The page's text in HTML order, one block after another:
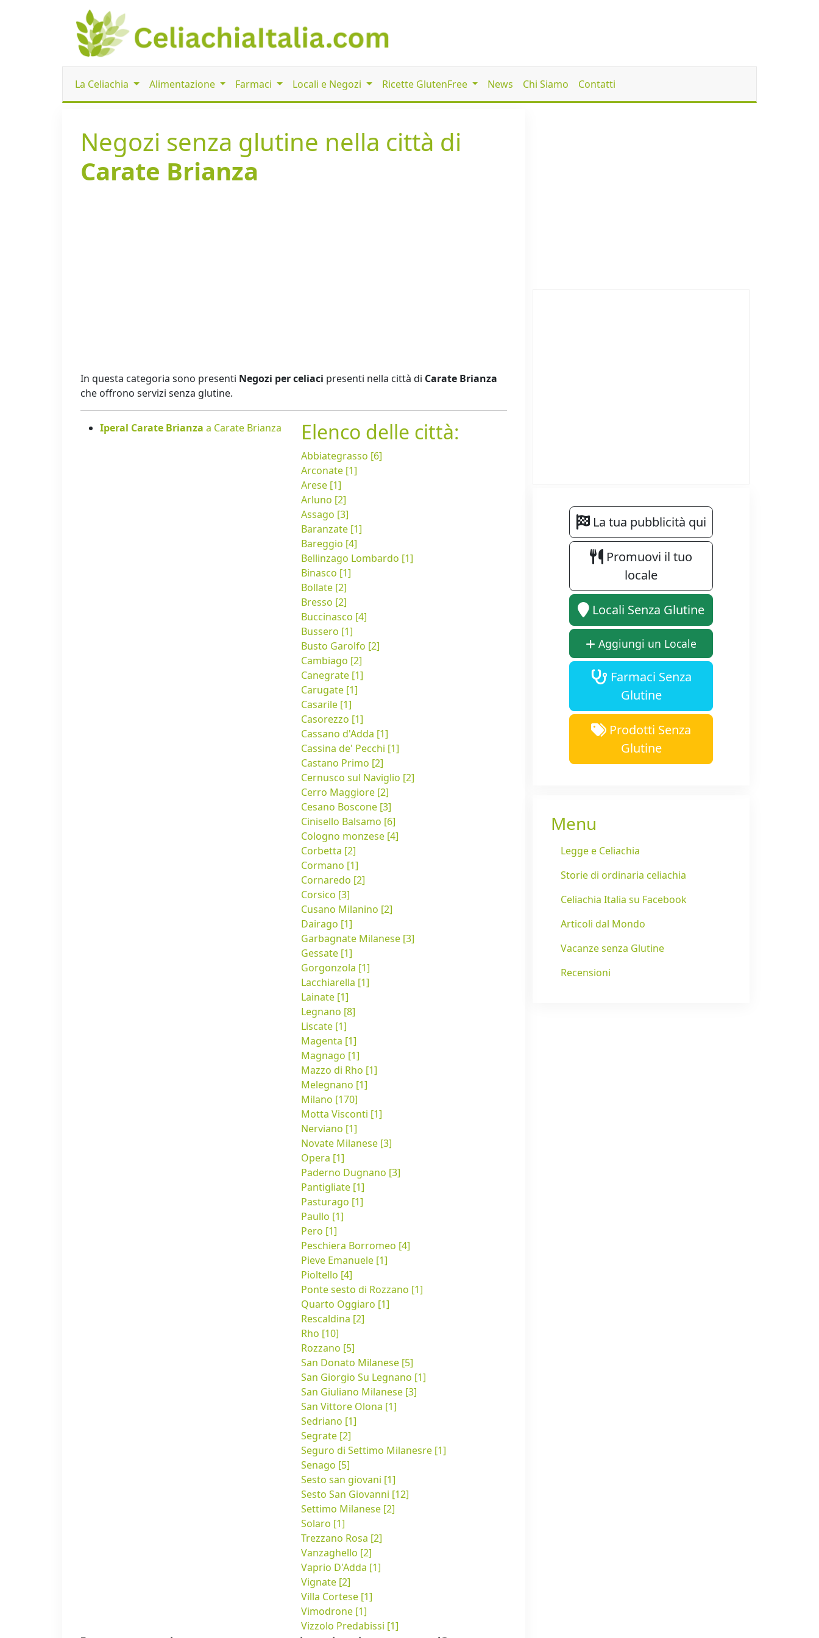
La Celiachia Alimentazione Farmaci Locali e Negozi Ricette GlutenFree News Chi Siamo Contatti
Negozi senza glutine nella città di
Carate Brianza
In questa categoria sono presenti Negozi per celiaci presenti nella città di Carate Brianza
che offrono servizi senza glutine.
Iperal Carate Brianza a Carate Brianza Elenco delle città:
Abbiategrasso [6]
Arconate [1]
Arese [1]
Arluno [2]
Assago [3]
Baranzate [1]
Bareggio [4]
Bellinzago Lombardo [1]
Binasco [1]
Bollate [2]
Bresso [2]
Buccinasco [4]
Bussero [1]
Busto Garolfo [2]
Cambiago [2]
Canegrate [1]
Carugate [1]
Casarile [1]
Casorezzo [1]
Cassano d'Adda [1]
Cassina de' Pecchi [1]
Castano Primo [2]
Cernusco sul Naviglio [2]
Cerro Maggiore [2]
Cesano Boscone [3]
Cinisello Balsamo [6]
Cologno monzese [4]
Corbetta [2]
Cormano [1]
Cornaredo [2]
Corsico [3]
Cusano Milanino [2]
Dairago [1]
Garbagnate Milanese [3]
Gessate [1]
Gorgonzola [1]
Lacchiarella [1]
Lainate [1]
Legnano [8]
Liscate [1]
Magenta [1]
Magnago [1]
Mazzo di Rho [1]
Melegnano [1]
Milano [170]
Motta Visconti [1]
Nerviano [1]
Novate Milanese [3]
Opera [1]
Paderno Dugnano [3]
Pantigliate [1]
Pasturago [1]
Paullo [1]
Pero [1]
Peschiera Borromeo [4]
Pieve Emanuele [1]
Pioltello [4]
Ponte sesto di Rozzano [1]
Quarto Oggiaro [1]
Rescaldina [2]
Rho [10]
Rozzano [5]
San Donato Milanese [5]
San Giorgio Su Legnano [1]
San Giuliano Milanese [3]
San Vittore Olona [1]
Sedriano [1]
Segrate [2]
Seguro di Settimo Milanesre [1]
Senago [5]
Sesto san giovani [1]
Sesto San Giovanni [12]
Settimo Milanese [2]
Solaro [1]
Trezzano Rosa [2]
Vanzaghello [2]
Vaprio D'Adda [1]
Vignate [2]
Villa Cortese [1]
Vimodrone [1]
Vizzolo Predabissi [1]
La tua pubblicità qui
Promuovi il tuo
locale
Locali Senza Glutine
Aggiungi un Locale
Farmaci Senza
Glutine
Prodotti Senza
Glutine
Menu
Legge e Celiachia
Storie di ordinaria celiachia
Celiachia Italia su Facebook
Articoli dal Mondo
Vacanze senza Glutine
Recensioni